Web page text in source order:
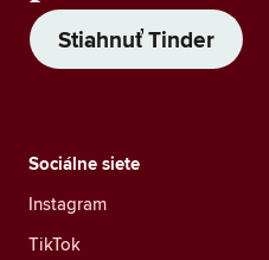
Stiahnuť Tinder
Sociálne siete
Instagram
TikTok